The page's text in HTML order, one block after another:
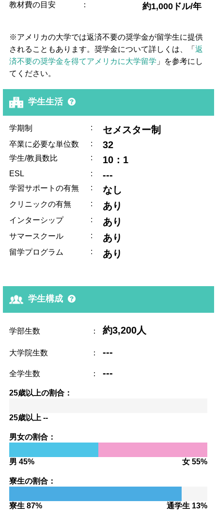
教材費の目安 ： 約1,000ドル/年
※アメリカの大学では返済不要の奨学金が留学生に提供
されることもあります。奨学金について詳しくは、「返
済不要の奨学金を得てアメリカに大学留学 」を参考にし
てください。
学生生活
学期制 : セメスター制
卒業に必要な単位数 : 32
学生/教員数比 : 10：1
ESL : ---
学習サポートの有無 : なし
クリニックの有無 : あり
インターシップ : あり
サマースクール : あり
留学プログラム : あり
学生構成
学部生数 ： 約3,200人
大学院生数 ： ---
全学生数 ： ---
25歳以上の割合：
25歳以上 --
男女の割合：
男 45% 女 55%
寮生の割合：
寮生 87% 通学生 13%